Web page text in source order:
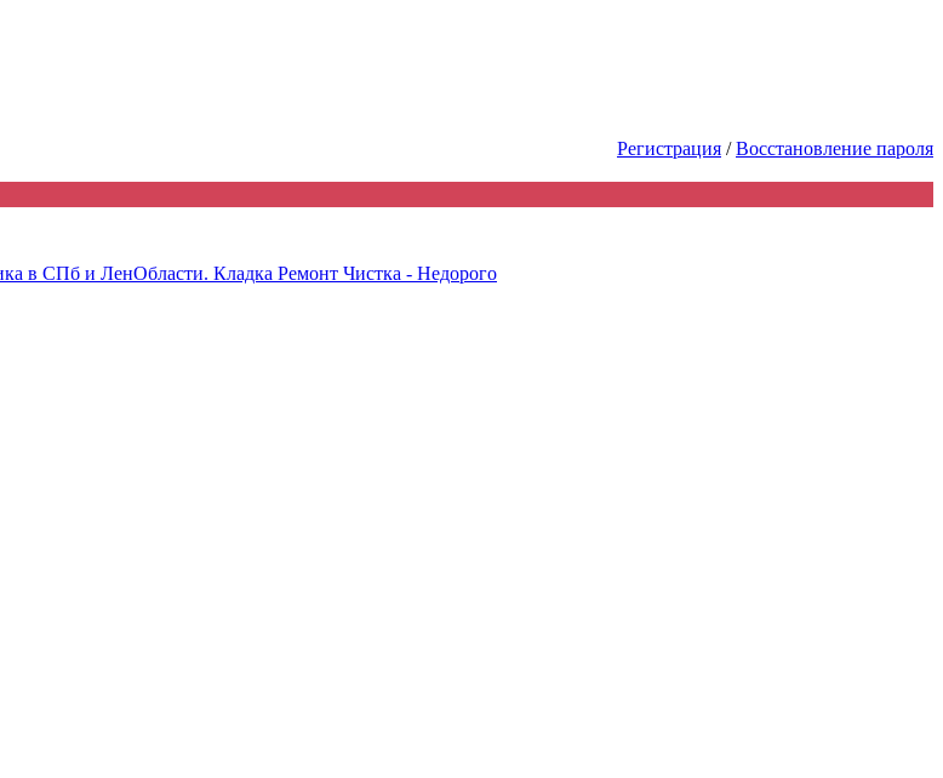
бесплатно! Ты будешь первым! Акции Скидки!
Регистрация / Восстановление пароля
в СПб и ЛенОбласти. Кладка Ремонт Чистка - Недорого